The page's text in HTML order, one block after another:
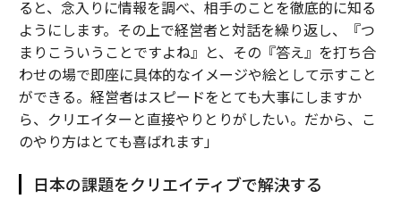
ると、念入りに情報を調べ、相手のことを徹底的に知る
ようにします。その上で経営者と対話を繰り返し、『つ
まりこういうことですよね』と、その『答え』を打ち合
わせの場で即座に具体的なイメージや絵として示すこと
ができる。経営者はスピードをとても大事にしますか
ら、クリエイターと直接やりとりがしたい。だから、こ
のやり方はとても喜ばれます」
日本の課題をクリエイティブで解決する